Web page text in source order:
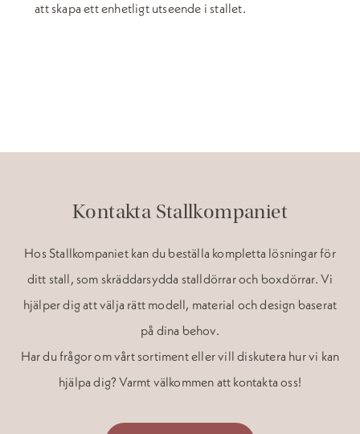
att skapa ett enhetligt utseende i stallet.
Kontakta Stallkompaniet
Hos Stallkompaniet kan du beställa kompletta lösningar för
ditt stall, som skräddarsydda stalldörrar och boxdörrar. Vi
hjälper dig att välja rätt modell, material och design baserat
på dina behov.
Har du frågor om vårt sortiment eller vill diskutera hur vi kan
hjälpa dig? Varmt välkommen att kontakta oss!